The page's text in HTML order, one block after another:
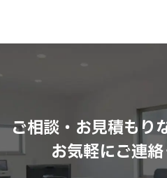
ご相談・お見積もり
お気軽にご連絡